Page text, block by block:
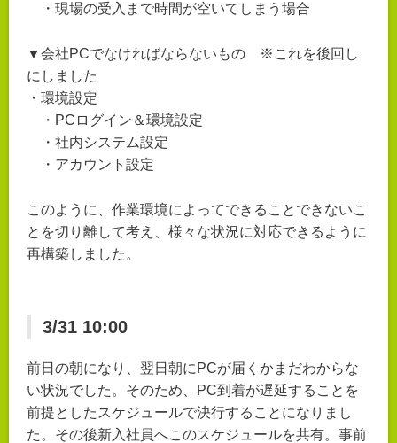
・現場の受入まで時間が空いてしまう場合
▼会社PCでなければならないもの ※これを後回し
にしました
・環境設定
・PCログイン＆環境設定
・社内システム設定
・アカウント設定
このように、作業環境によってできることできないこ
とを切り離して考え、様々な状況に対応できるように
再構築しました。
3/31 10:00
前日の朝になり、翌日朝にPCが届くかまだわからな
い状況でした。そのため、PC到着が遅延することを
前提としたスケジュールで決行することになりまし
た。その後新入社員へこのスケジュールを共有。事前